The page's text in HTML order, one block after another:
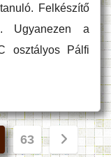
Felkészítő
Ugyanezen a
osztályos Pálfi
63